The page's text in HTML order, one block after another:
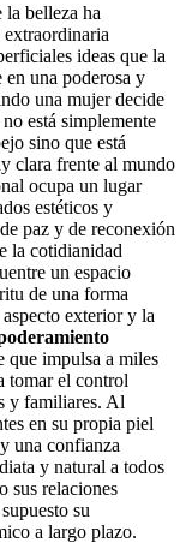
la belleza ha
extraordinaria
ideas que la
una poderosa y
una mujer decide
está simplemente
sino que está
clara frente al mundo
ocupa un lugar
estéticos y
paz y de reconexión
la cotidianidad
un espacio
de una forma
exterior y la
que impulsa a miles
tomar el control
y familiares. Al
en su propia piel
una confianza
y natural a todos
sus relaciones
su
a largo plazo.